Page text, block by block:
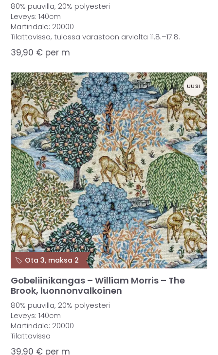
80% puuvilla, 20% polyesteri
Leveys: 140cm
Martindale: 20000
Tilattavissa, tulossa varastoon arviolta 11.8.–17.8.
39,90 € per m
Gobeliinikangas – William Morris – The
Brook, luonnonvalkoinen
80% puuvilla, 20% polyesteri
Leveys: 140cm
Martindale: 20000
Tilattavissa
39,90 € per m
UUSI
🏷️ Ota 3, maksa 2